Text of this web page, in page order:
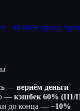
· 48 000+ аренд
— вернём деньги
— кэшбек 60% (П1/
до конца — −10%